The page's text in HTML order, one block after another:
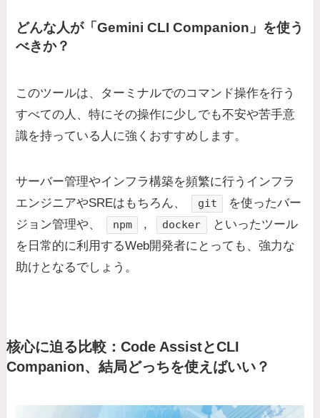
どんな人が「Gemini CLI Companion」を使う
べきか？
このツールは、ターミナルでのコマンド操作を行う
すべての人、特にその操作に少しでも不安や苦手意
識を持っている人に強くおすすめします。
サーバー管理やインフラ構築を頻繁に行うインフラ
エンジニアやSREはもちろん、
git
を使ったバー
ジョン管理や、
npm , docker
といったツール
を日常的に利用するWeb開発者にとっても、強力な
助けとなるでしょう。
核心に迫る比較：Code AssistとCLI
Companion、結局どっちを使えばいい？